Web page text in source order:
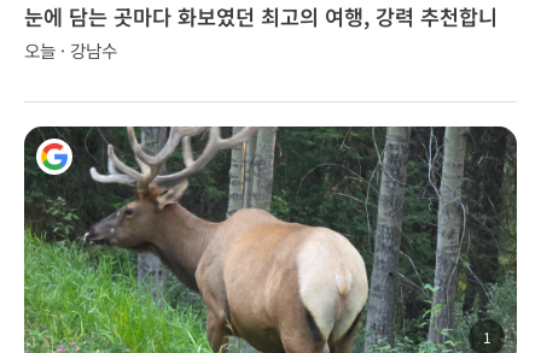
눈에 담는 곳마다 화보였던 최고의 여행, 강력 추천합니
다!
오늘 · 강남수
1